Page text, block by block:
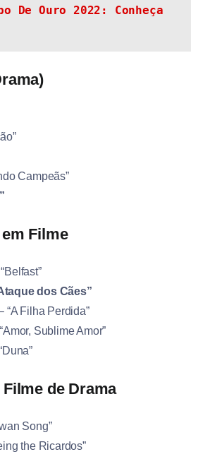
De Ouro 2022: Conheça
Campeãs”
Filme
dos Cães”
“A Filha Perdida”
Sublime Amor”
de Drama
Song”
the Ricardos”